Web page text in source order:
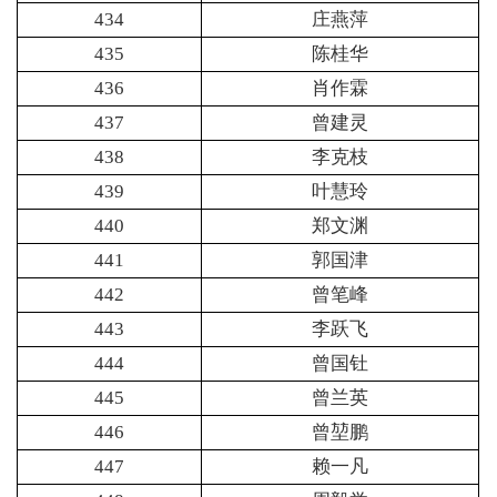
434
庄燕萍
435
陈桂华
436
肖作霖
437
曾建灵
438
李克枝
439
叶慧玲
440
郑文渊
441
郭国津
442
曾笔峰
443
李跃飞
444
曾国钍
445
曾兰英
446
曾堃鹏
447
赖一凡